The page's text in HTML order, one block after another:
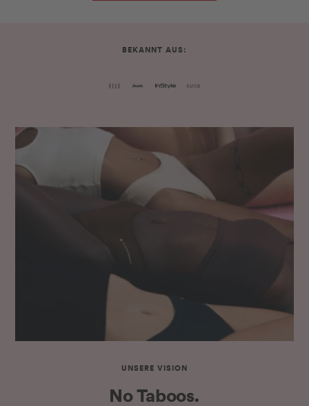
BEKANNT AUS:
UNSERE VISION
No Taboos.